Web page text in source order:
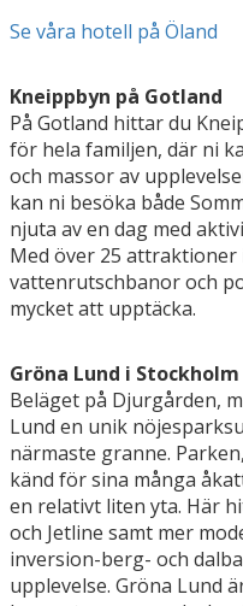
Se våra hotell på Öland
Kneippbyn på Gotland
På Gotland hittar du
för hela familjen, där ni
och massor av
kan ni besöka både
njuta av en dag med
Med över 25 attraktioner
vattenrutschbanor och
mycket att upptäcka.
Gröna Lund i Stockholm
Beläget på Djurgården,
Lund en unik
närmaste granne.
känd för sina många
en relativt liten yta. Här
och Jetline samt mer
inversion-berg- och
upplevelse. Gröna Lund